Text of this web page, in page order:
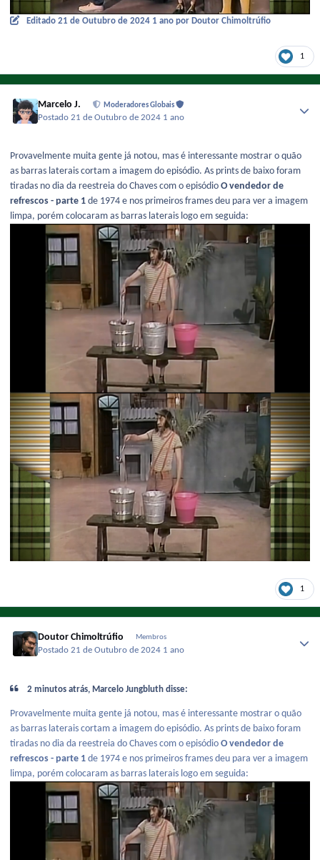
Editado 21 de Outubro de 2024 1 ano por Doutor Chimoltrúfio
1
Marcelo J. Moderadores Globais
Postado21 de Outubro de 2024 1 ano
Provavelmente muita gente já notou, mas é interessante mostrar o quão
as barras laterais cortam a imagem do episódio. As prints de baixo foram
tiradas no dia da reestreia do Chaves com o episódio O vendedor de
refrescos - parte 1 de 1974 e nos primeiros frames deu para ver a imagem
limpa, porém colocaram as barras laterais logo em seguida:
1
Doutor Chimoltrúfio Membros
Postado21 de Outubro de 2024 1 ano
2 minutos atrás, Marcelo Jungbluth disse:
Provavelmente muita gente já notou, mas é interessante mostrar o quão
as barras laterais cortam a imagem do episódio. As prints de baixo foram
tiradas no dia da reestreia do Chaves com o episódio O vendedor de
refrescos - parte 1 de 1974 e nos primeiros frames deu para ver a imagem
limpa, porém colocaram as barras laterais logo em seguida: